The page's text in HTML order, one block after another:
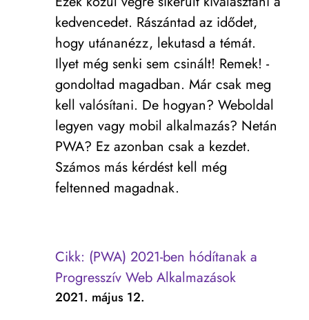
kedvencedet. Rászántad az idődet,
hogy utánanézz, lekutasd a témát.
Ilyet még senki sem csinált! Remek! -
gondoltad magadban. Már csak meg
kell valósítani. De hogyan? Weboldal
legyen vagy mobil alkalmazás? Netán
PWA? Ez azonban csak a kezdet.
Számos más kérdést kell még
feltenned magadnak.
Cikk: (PWA) 2021-ben hódítanak a
Progresszív Web Alkalmazások
2021. május 12.